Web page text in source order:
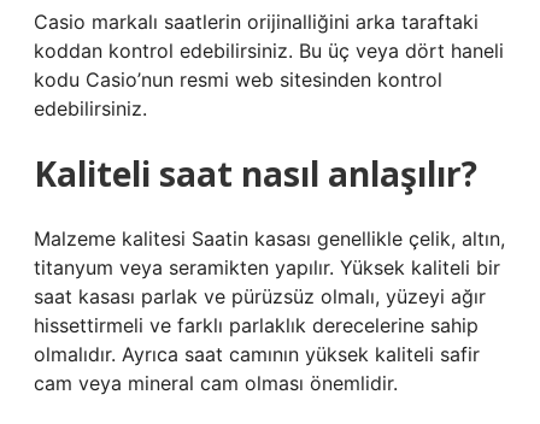
Casio markalı saatlerin orijinalliğini arka taraftaki
koddan kontrol edebilirsiniz. Bu üç veya dört haneli
kodu Casio’nun resmi web sitesinden kontrol
edebilirsiniz.
Kaliteli saat nasıl anlaşılır?
Malzeme kalitesi Saatin kasası genellikle çelik, altın,
titanyum veya seramikten yapılır. Yüksek kaliteli bir
saat kasası parlak ve pürüzsüz olmalı, yüzeyi ağır
hissettirmeli ve farklı parlaklık derecelerine sahip
olmalıdır. Ayrıca saat camının yüksek kaliteli safir
cam veya mineral cam olması önemlidir.